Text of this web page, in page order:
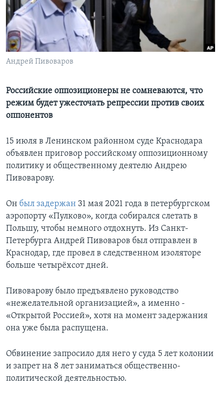
Learning English
СОЦИАЛЬНЫЕ СЕТИ
Языки
Андрей Пивоваров
Российские оппозиционеры не сомневаются, что
режим будет ужесточать репрессии против своих
оппонентов
15 июля в Ленинском районном суде Краснодара
объявлен приговор российскому оппозиционному
политику и общественному деятелю Андрею
Пивоварову.
Он был задержан 31 мая 2021 года в петербургском
аэропорту «Пулково», когда собирался слетать в
Польшу, чтобы немного отдохнуть. Из Санкт-
Петербурга Андрей Пивоваров был отправлен в
Краснодар, где провел в следственном изоляторе
больше четырёхсот дней.
Пивоварову было предъявлено руководство
«нежелательной организацией», а именно -
«Открытой Россией», хотя на момент задержания
она уже была распущена.
Обвинение запросило для него у суда 5 лет колонии
и запрет на 8 лет заниматься общественно-
политической деятельностью.